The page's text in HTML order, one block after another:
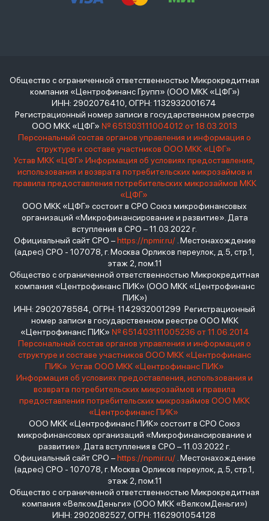
Общество с ограниченной ответственностью Микрокредитная
компания «Центрофинанс Групп» (ООО МКК «ЦФГ»)
ИНН: 2902076410, ОГРН: 1132932001674
Регистрационный номер записи в государственном реестре
ООО МКК «ЦФГ» № 651303111004012 от 18.03.2013
Персональный состав органов управления и информация о
структуре и составе участников ООО МКК «ЦФГ»
Устав МКК «ЦФГ» Информация об условиях предоставления,
использования и возврата потребительских микрозаймов и
правила предоставления потребительских микрозаймов МКК
«ЦФГ»
ООО МКК «ЦФГ» состоит в СРО Союз микрофинансовых
организаций «Микрофинансирование и развитие». Дата
вступления в СРО – 11.03.2022 г.
Официальный сайт СРО –https://npmir.ru/. Местонахождение
(адрес) СРО - 107078, г. Москва Орликов переулок, д.5, стр.1,
этаж 2, пом.11
Общество с ограниченной ответственностью Микрокредитная
компания «Центрофинанс ПИК» (ООО МКК «Центрофинанс
ПИК»)
ИНН: 2902078584, ОГРН: 1142932001299 Регистрационный
номер записи в государственном реестре ООО МКК
«Центрофинанс ПИК» № 651403111005236 от 11.06.2014
Персональный состав органов управления и информация о
структуре и составе участников ООО МКК «Центрофинанс
ПИК» Устав ООО МКК «Центрофинанс ПИК»
Информация об условиях предоставления, использования и
возврата потребительских микрозаймов и правила
предоставления потребительских микрозаймов ООО МКК
«Центрофинанс ПИК»
ООО МКК «Центрофинанс ПИК» состоит в СРО Союз
микрофинансовых организаций «Микрофинансирование и
развитие». Дата вступления в СРО – 11.03.2022 г.
Официальный сайт СРО –https://npmir.ru/. Местонахождение
(адрес) СРО - 107078, г. Москва Орликов переулок, д.5, стр.1,
этаж 2, пом.11
Общество с ограниченной ответственностью Микрокредитная
компания «ВелкомДеньги» (ООО МКК «ВелкомДеньги»)
ИНН: 2902082527, ОГРН: 1162901054128